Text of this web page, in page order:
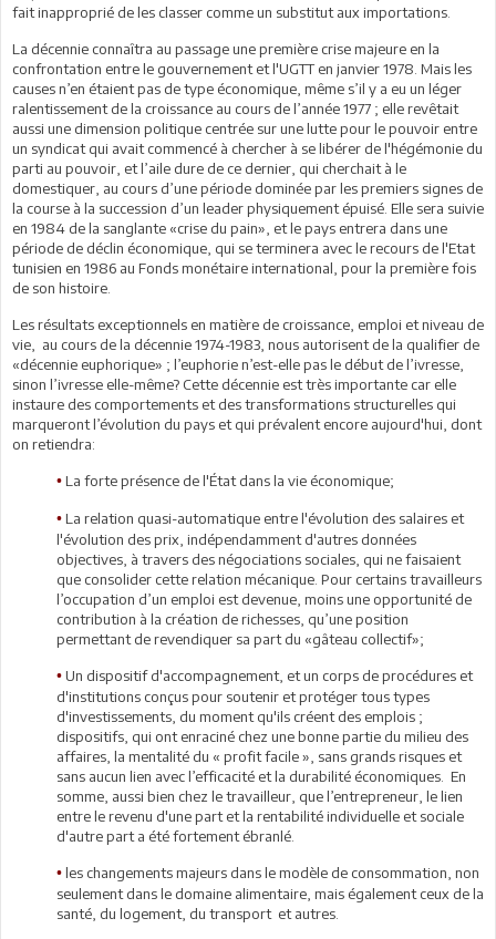
fait inapproprié de les classer comme un substitut aux importations.
La décennie connaîtra au passage une première crise majeure en la
confrontation entre le gouvernement et l'UGTT en janvier 1978. Mais les
causes n’en étaient pas de type économique, même s’il y a eu un léger
ralentissement de la croissance au cours de l’année 1977 ; elle revêtait
aussi une dimension politique centrée sur une lutte pour le pouvoir entre
un syndicat qui avait commencé à chercher à se libérer de l'hégémonie du
parti au pouvoir, et l’aile dure de ce dernier, qui cherchait à le
domestiquer, au cours d’une période dominée par les premiers signes de
la course à la succession d’un leader physiquement épuisé. Elle sera suivie
en 1984 de la sanglante «crise du pain», et le pays entrera dans une
période de déclin économique, qui se terminera avec le recours de l'Etat
tunisien en 1986 au Fonds monétaire international, pour la première fois
de son histoire.
Les résultats exceptionnels en matière de croissance, emploi et niveau de
vie, au cours de la décennie 1974-1983, nous autorisent de la qualifier de
«décennie euphorique» ; l’euphorie n’est-elle pas le début de l’ivresse,
sinon l’ivresse elle-même? Cette décennie est très importante car elle
instaure des comportements et des transformations structurelles qui
marqueront l’évolution du pays et qui prévalent encore aujourd'hui, dont
on retiendra:
• La forte présence de l'État dans la vie économique;
• La relation quasi-automatique entre l'évolution des salaires et
l'évolution des prix, indépendamment d'autres données
objectives, à travers des négociations sociales, qui ne faisaient
que consolider cette relation mécanique. Pour certains travailleurs
l’occupation d’un emploi est devenue, moins une opportunité de
contribution à la création de richesses, qu’une position
permettant de revendiquer sa part du «gâteau collectif»;
• Un dispositif d'accompagnement, et un corps de procédures et
d'institutions conçus pour soutenir et protéger tous types
d'investissements, du moment qu'ils créent des emplois ;
dispositifs, qui ont enraciné chez une bonne partie du milieu des
affaires, la mentalité du « profit facile », sans grands risques et
sans aucun lien avec l’efficacité et la durabilité économiques. En
somme, aussi bien chez le travailleur, que l’entrepreneur, le lien
entre le revenu d'une part et la rentabilité individuelle et sociale
d'autre part a été fortement ébranlé.
• les changements majeurs dans le modèle de consommation, non
seulement dans le domaine alimentaire, mais également ceux de la
santé, du logement, du transport et autres.